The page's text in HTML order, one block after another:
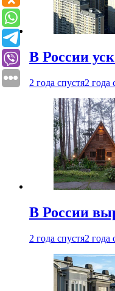
В России
2 года спустя2 года
В России
2 года спустя2 года